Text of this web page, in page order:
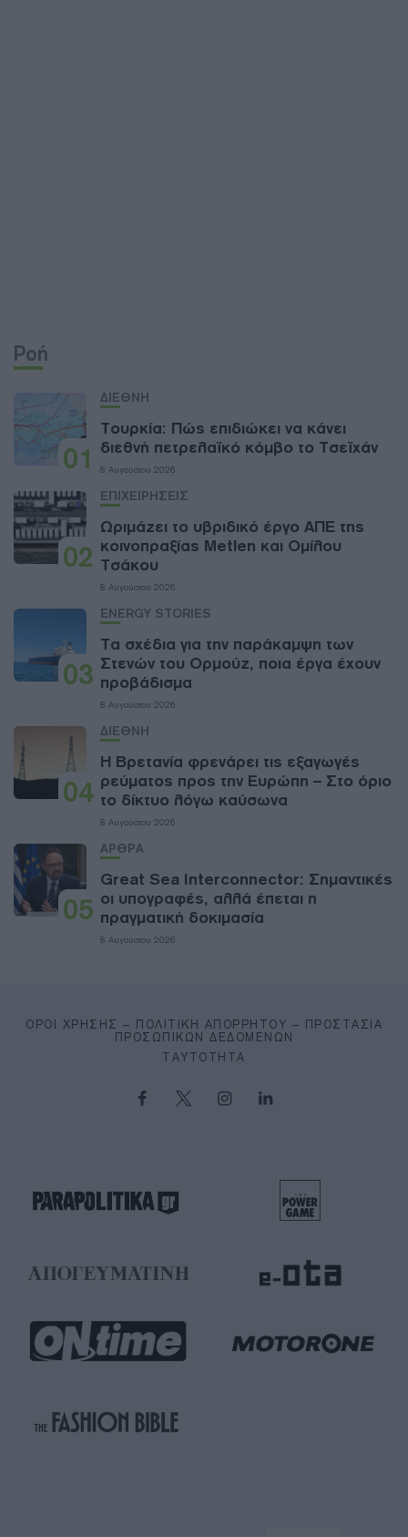
Ροή
01
ΔΙΕΘΝΗ
Τουρκία: Πώς επιδιώκει να κάνει
διεθνή πετρελαϊκό κόμβο το Τσεϊχάν
8 Αυγούστου 2026
02
ΕΠΙΧΕΙΡΗΣΕΙΣ
Ωριμάζει το υβριδικό έργο ΑΠΕ της
κοινοπραξίας Metlen και Ομίλου
Τσάκου
8 Αυγούστου 2026
03
ENERGY STORIES
Τα σχέδια για την παράκαμψη των
Στενών του Ορμούζ, ποια έργα έχουν
προβάδισμα
8 Αυγούστου 2026
04
ΔΙΕΘΝΗ
Η Βρετανία φρενάρει τις εξαγωγές
ρεύματος προς την Ευρώπη – Στο όριο
το δίκτυο λόγω καύσωνα
8 Αυγούστου 2026
05
ΑΡΘΡΑ
Great Sea Interconnector: Σημαντικές
οι υπογραφές, αλλά έπεται η
πραγματική δοκιμασία
8 Αυγούστου 2026
ΌΡΟΙ ΧΡΉΣΗΣ – ΠΟΛΙΤΙΚΉ ΑΠΟΡΡΉΤΟΥ – ΠΡΟΣΤΑΣΊΑ
ΠΡΟΣΩΠΙΚΏΝ ΔΕΔΟΜΈΝΩΝ
ΤΑΥΤΌΤΗΤΑ